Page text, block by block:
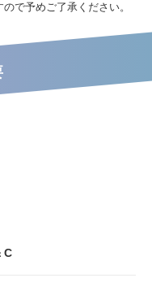
で予めご了承ください。
C